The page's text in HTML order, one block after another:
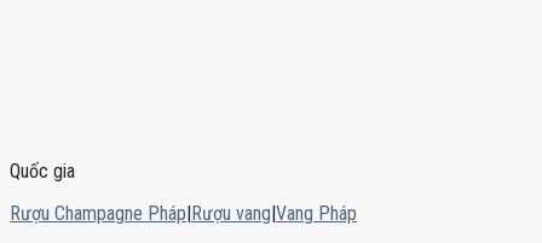
Quốc gia
Rượu Champagne Pháp|Rượu vang|Vang Pháp